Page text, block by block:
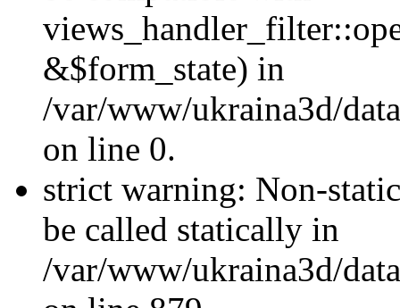
&$form_state) in
/var/www/ukraina3d/
on line 0.
strict warning: Non-
be called statically in
/var/www/ukraina3d/